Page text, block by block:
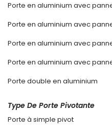
Porte en aluminium avec
Porte en aluminium avec
Porte en aluminium avec
Porte en aluminium avec
Porte double en aluminium
Type De Porte Pivotante
Porte à simple pivot